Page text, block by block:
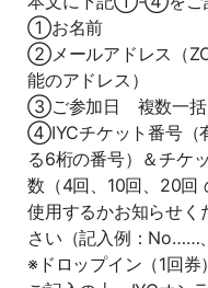
①お名前
②メールアドレス（
能のアドレス）
③ご参加日 複数一括
④IYCチケット番号（
る6桁の番号）＆チケ
数（4回、10回、20回
使用するかお知らせく
さい（記入例：No……
※ドロップイン（1回